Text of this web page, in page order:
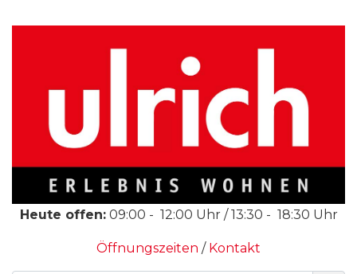
Heute offen: 09:00 - 12:00 Uhr /13:30 - 18:30 Uhr
Öffnungszeiten / Kontakt